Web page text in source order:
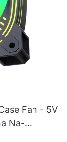
Fan - 5V
Na-